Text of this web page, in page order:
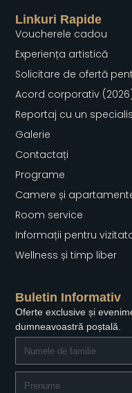
Linkuri Rapide
Voucherele cadou
Experiența artistică
Solicitare de ofertă
Acord corporativ
Reportaj cu un
Galerie
Contactați
Programe
Camere și
Room service
Informații pentru
Wellness și timp liber
Buletin Informativ
Oferte exclusive și
dumneavoastră poștală.